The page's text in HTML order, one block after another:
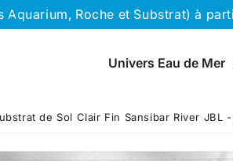
Aquarium, Roche et Substrat) à
Univers Eau de Mer
de Sol Clair Fin Sansibar River JBL